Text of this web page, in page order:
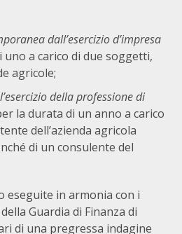
dall’esercizio d’impresa
a carico di due soggetti,
agricole;
della professione di
la durata di un anno a carico
dell’azienda agricola
di un consulente del
eseguite in armonia con i
Guardia di Finanza di
di una pregressa indagine